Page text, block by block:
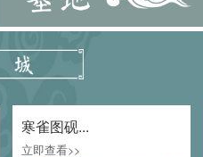
寒雀图砚...
立即查看>>